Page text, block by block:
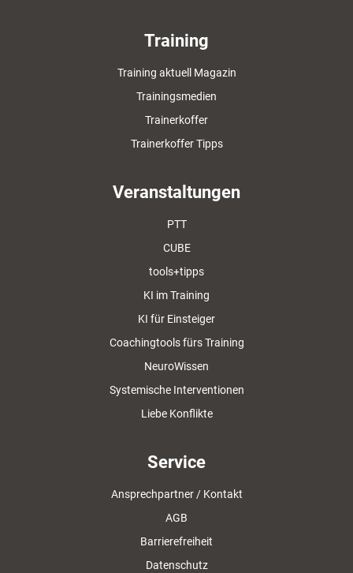
Training
Training aktuell Magazin
Trainingsmedien
Trainerkoffer
Trainerkoffer Tipps
Veranstaltungen
PTT
CUBE
tools+tipps
KI im Training
KI für Einsteiger
Coachingtools fürs Training
NeuroWissen
Systemische Interventionen
Liebe Konflikte
Service
Ansprechpartner / Kontakt
AGB
Barrierefreiheit
Datenschutz